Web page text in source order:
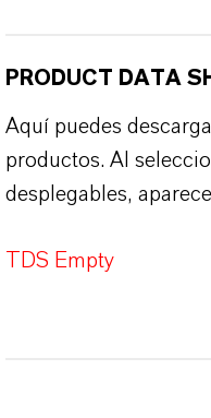
PRODUCT DATA
Aquí puedes
productos. Al
desplegables,
TDS Empty